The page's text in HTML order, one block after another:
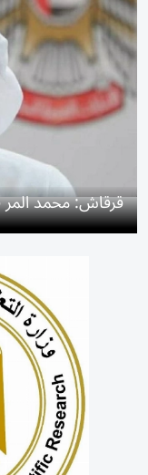
قرقاش: محمد المر